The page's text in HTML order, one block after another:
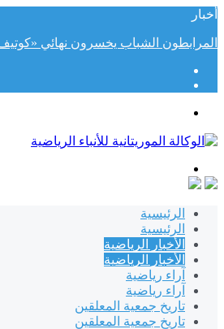
أخبار
المرابطون الشباب يخسرون نهائي
الرئيسية
الرئيسية
الأخبار الرياضية
الأخبار الرياضية
آراء رياضية
آراء رياضية
تاريخ جمعية المعلقين
تاريخ جمعية المعلقين